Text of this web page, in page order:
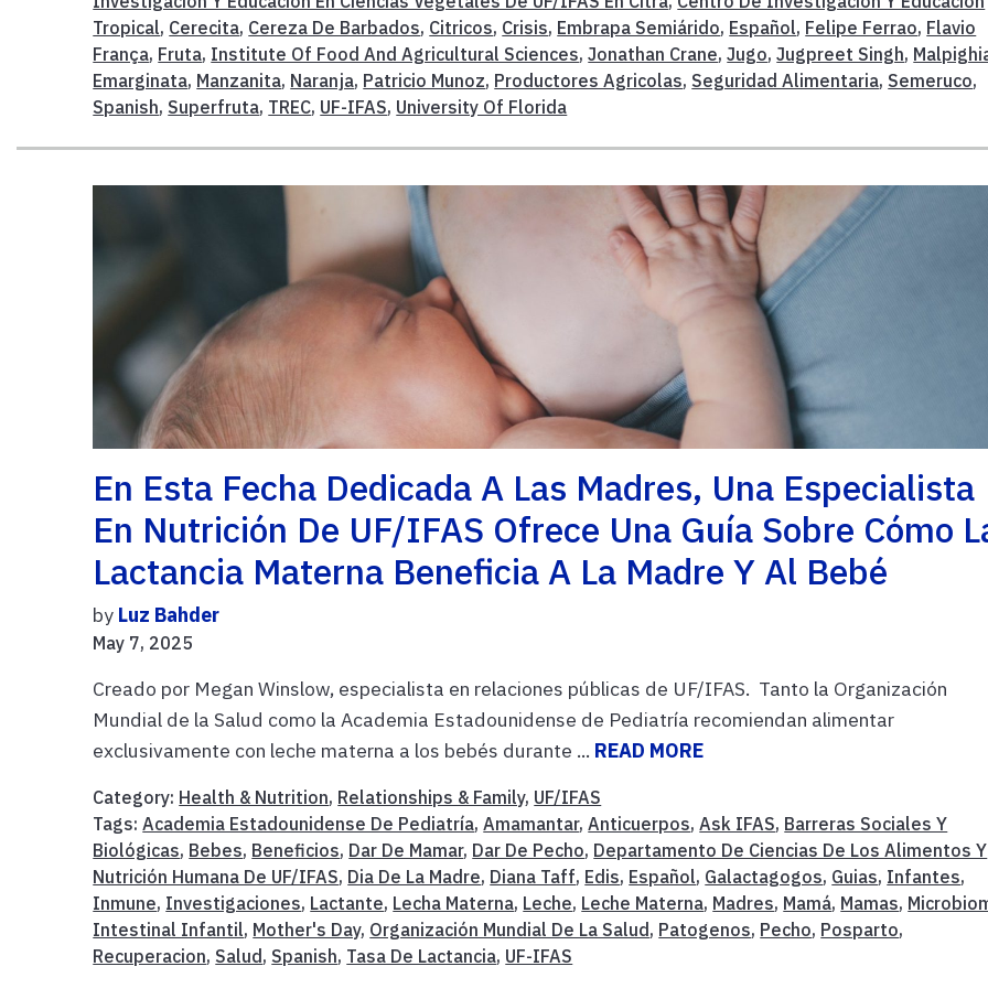
Tropical, Cerecita, Cereza De Barbados, Citricos, Crisis, Embrapa Semiárido, Español, Felipe Ferrao, Flavio
França, Fruta, Institute Of Food And Agricultural Sciences,Jonathan Crane,Jugo,Jugpreet Singh,
Emarginata, Manzanita, Naranja, Patricio Munoz, Productores Agricolas, Seguridad Alimentaria, Semeruco,
Spanish, Superfruta, TREC, UF-IFAS, University Of Florida
En Esta Fecha Dedicada A Las Madres, Una Especialista
En Nutrición De UF/IFAS Ofrece Una Guía Sobre Cómo
Lactancia Materna Beneficia A La Madre Y Al Bebé
by Luz Bahder
May 7, 2025
Creado por Megan Winslow, especialista en relaciones públicas de UF/IFAS. Tanto la Organización
Mundial de la Salud como la Academia Estadounidense de Pediatría recomiendan alimentar
exclusivamente con leche materna a los bebés durante ... READ MORE
Category: Health & Nutrition, Relationships & Family, UF/IFAS
Tags:Academia Estadounidense De Pediatría,Amamantar,Anticuerpos,Ask IFAS, Barreras Sociales Y
Biológicas, Bebes, Beneficios, Dar De Mamar, Dar De Pecho, Departamento De Ciencias De Los Alimentos Y
Nutrición Humana De UF/IFAS, Dia De La Madre, Diana Taff, Edis, Español, Galactagogos, Guias, Infantes,
Inmune, Investigaciones, Lactante, Lecha Materna, Leche, Leche Materna, Madres, Mamá, Mamas,
Intestinal Infantil, Mother's Day, Organización Mundial De La Salud , Patogenos, Pecho, Posparto,
Recuperacion, Salud , Spanish, Tasa De Lactancia, UF-IFAS